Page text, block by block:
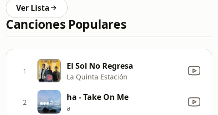
Ver Lista
Canciones Populares
1 El Sol No Regresa
La Quinta Estación
2 ha - Take On Me
a